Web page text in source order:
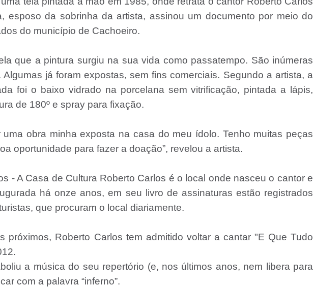
esposo da sobrinha da artista, assinou um documento por meio do
do município de Cachoeiro.
que a pintura surgiu na sua vida como passatempo. São inúmeras
já foram expostas, sem fins comerciais. Segundo a artista, a
foi o baixo vidrado na porcelana sem vitrificação, pintada a lápis,
de 180º e spray para fixação.
uma obra minha exposta na casa do meu ídolo. Tenho muitas peças
oportunidade para fazer a doação”, revelou a artista.
- A Casa de Cultura Roberto Carlos é o local onde nasceu o cantor e
há onze anos, em seu livro de assinaturas estão registrados
que procuram o local diariamente.
próximos, Roberto Carlos tem admitido voltar a cantar "E Que Tudo
a música do seu repertório (e, nos últimos anos, nem libera para
com a palavra “inferno”.